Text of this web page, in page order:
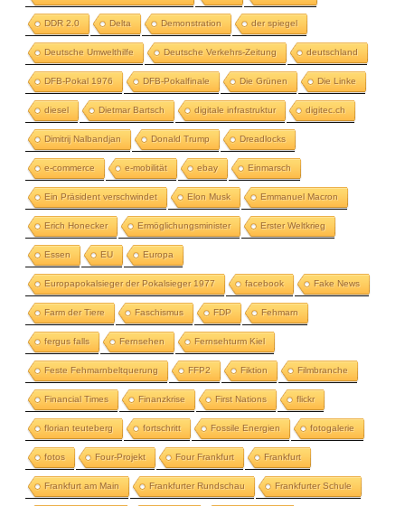
DDR 2.0 Delta Demonstration der spiegel
Deutsche Umwelthilfe Deutsche Verkehrs-Zeitung deutschland
DFB-Pokal 1976 DFB-Pokalfinale Die Grünen Die Linke
diesel Dietmar Bartsch digitale infrastruktur digitec.ch
Dimitrij Nalbandjan Donald Trump Dreadlocks
e-commerce e-mobilität ebay Einmarsch
Ein Präsident verschwindet Elon Musk Emmanuel Macron
Erich Honecker Ermöglichungsminister Erster Weltkrieg
Essen EU Europa
Europapokalsieger der Pokalsieger 1977 facebook Fake News
Farm der Tiere Faschismus FDP Fehmarn
fergus falls Fernsehen Fernsehturm Kiel
Feste Fehmarnbeltquerung FFP2 Fiktion Filmbranche
Financial Times Finanzkrise First Nations flickr
florian teuteberg fortschritt Fossile Energien fotogalerie
fotos Four-Projekt Four Frankfurt Frankfurt
Frankfurt am Main Frankfurter Rundschau Frankfurter Schule